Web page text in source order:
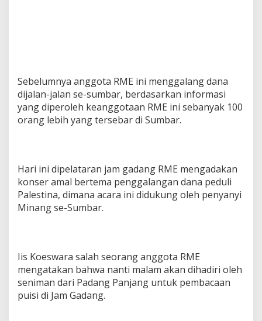
Sebelumnya anggota RME ini menggalang dana
dijalan-jalan se-sumbar, berdasarkan informasi
yang diperoleh keanggotaan RME ini sebanyak 100
orang lebih yang tersebar di Sumbar.
Hari ini dipelataran jam gadang RME mengadakan
konser amal bertema penggalangan dana peduli
Palestina, dimana acara ini didukung oleh penyanyi
Minang se-Sumbar.
Iis Koeswara salah seorang anggota RME
mengatakan bahwa nanti malam akan dihadiri oleh
seniman dari Padang Panjang untuk pembacaan
puisi di Jam Gadang.